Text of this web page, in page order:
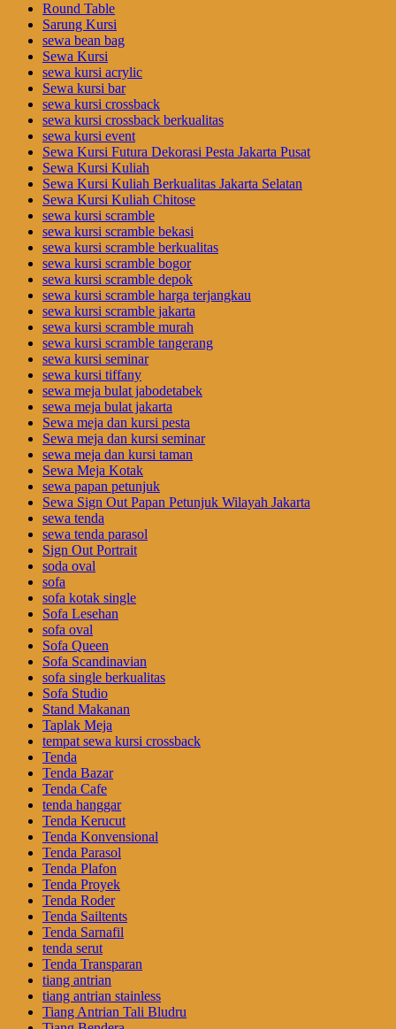
Round Table
Sarung Kursi
sewa bean bag
Sewa Kursi
sewa kursi acrylic
Sewa kursi bar
sewa kursi crossback
sewa kursi crossback berkualitas
sewa kursi event
Sewa Kursi Futura Dekorasi Pesta Jakarta Pusat
Sewa Kursi Kuliah
Sewa Kursi Kuliah Berkualitas Jakarta Selatan
Sewa Kursi Kuliah Chitose
sewa kursi scramble
sewa kursi scramble bekasi
sewa kursi scramble berkualitas
sewa kursi scramble bogor
sewa kursi scramble depok
sewa kursi scramble harga terjangkau
sewa kursi scramble jakarta
sewa kursi scramble murah
sewa kursi scramble tangerang
sewa kursi seminar
sewa kursi tiffany
sewa meja bulat jabodetabek
sewa meja bulat jakarta
Sewa meja dan kursi pesta
Sewa meja dan kursi seminar
sewa meja dan kursi taman
Sewa Meja Kotak
sewa papan petunjuk
Sewa Sign Out Papan Petunjuk Wilayah Jakarta
sewa tenda
sewa tenda parasol
Sign Out Portrait
soda oval
sofa
sofa kotak single
Sofa Lesehan
sofa oval
Sofa Queen
Sofa Scandinavian
sofa single berkualitas
Sofa Studio
Stand Makanan
Taplak Meja
tempat sewa kursi crossback
Tenda
Tenda Bazar
Tenda Cafe
tenda hanggar
Tenda Kerucut
Tenda Konvensional
Tenda Parasol
Tenda Plafon
Tenda Proyek
Tenda Roder
Tenda Sailtents
Tenda Sarnafil
tenda serut
Tenda Transparan
tiang antrian
tiang antrian stainless
Tiang Antrian Tali Bludru